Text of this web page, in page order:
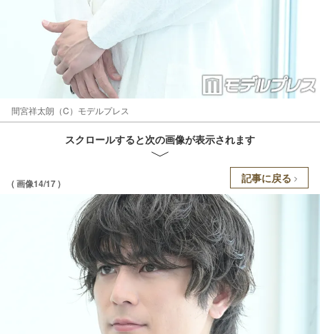
間宮祥太朗（C）モデルプレス
スクロールすると次の画像が表示されます
( 画像14/17 ) 記事に戻る